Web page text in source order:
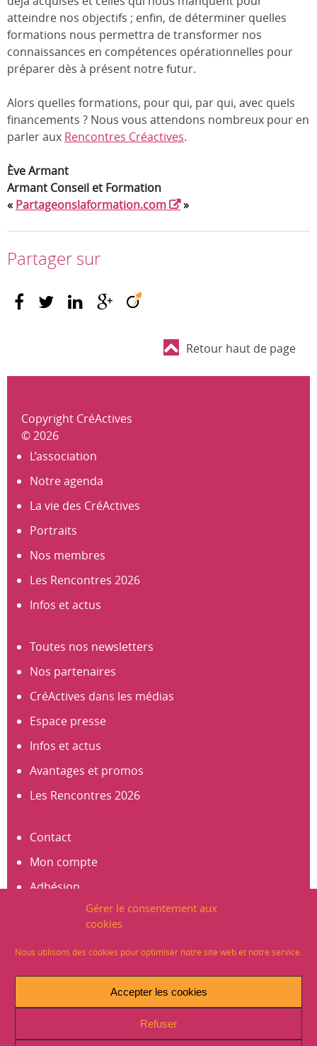
Gérer le consentement aux
cookies
Nous utilisons des cookies pour optimiser notre site web et notre service.
Accepter les cookies
Refuser
atteindre nos objectifs ; enfin, de déterminer quelles
formations nous permettra de transformer nos
connaissances en compétences opérationnelles pour
préparer dès à présent notre futur.
Alors quelles formations, pour qui, par qui, avec quels
financements ? Nous vous attendons nombreux pour en
parler aux Rencontres Créactives.
Ève Armant
Armant Conseil et Formation
« Partageonslaformation.com »
Partager sur
Retour haut de page
Copyright CréActives
© 2026
L’association
Notre agenda
La vie des CréActives
Portraits
Nos membres
Les Rencontres 2026
Infos et actus
Toutes nos newsletters
Nos partenaires
CréActives dans les médias
Espace presse
Infos et actus
Avantages et promos
Les Rencontres 2026
Contact
Mon compte
Adhésion
S’abonner à la newsletter
Mentions légales